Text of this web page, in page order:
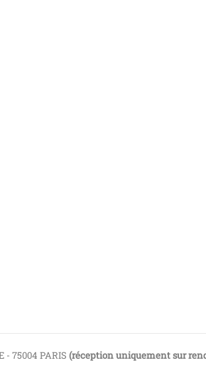
- 75004 PARIS (réception uniquement sur